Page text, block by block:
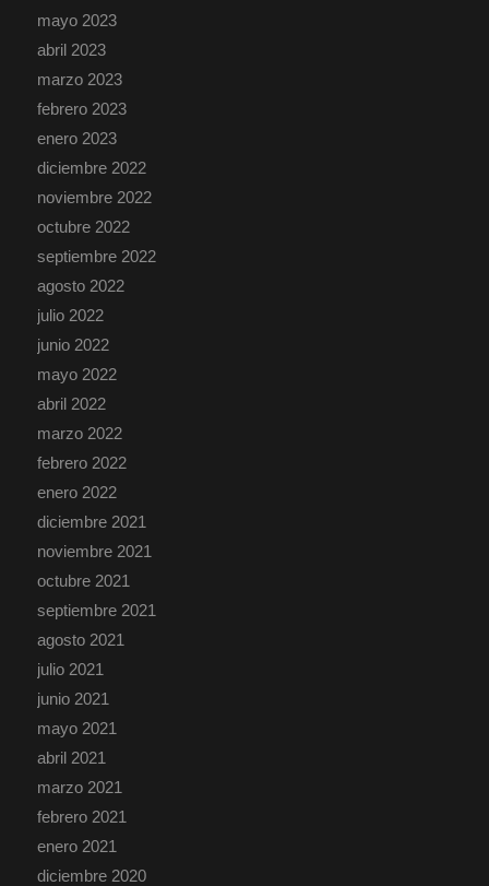
mayo 2023
abril 2023
marzo 2023
febrero 2023
enero 2023
diciembre 2022
noviembre 2022
octubre 2022
septiembre 2022
agosto 2022
julio 2022
junio 2022
mayo 2022
abril 2022
marzo 2022
febrero 2022
enero 2022
diciembre 2021
noviembre 2021
octubre 2021
septiembre 2021
agosto 2021
julio 2021
junio 2021
mayo 2021
abril 2021
marzo 2021
febrero 2021
enero 2021
diciembre 2020